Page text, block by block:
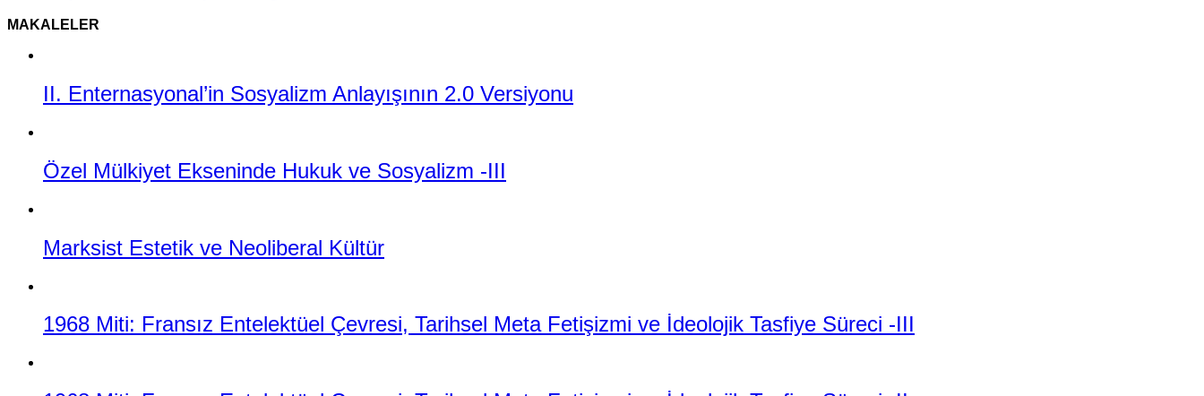
MAKALELER
II. Enternasyonal’in Sosyalizm Anlayışının 2.0 Versiyonu
Özel Mülkiyet Ekseninde Hukuk ve Sosyalizm -III
Marksist Estetik ve Neoliberal Kültür
1968 Miti: Fransız Entelektüel Çevresi, Tarihsel Meta Fetişizmi ve İdeolojik Tasfiye Süreci -III